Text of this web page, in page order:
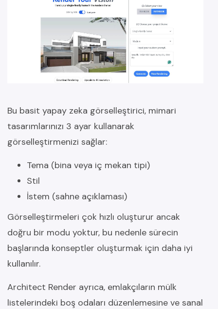
Bu basit yapay zeka görselleştirici, mimari
tasarımlarınızı 3 ayar kullanarak
görselleştirmenizi sağlar:
Tema (bina veya iç mekan tipi)
Stil
İstem (sahne açıklaması)
Görselleştirmeleri çok hızlı oluşturur ancak
doğru bir modu yoktur, bu nedenle sürecin
başlarında konseptler oluşturmak için daha iyi
kullanılır.
Architect Render ayrıca, emlakçıların mülk
listelerindeki boş odaları düzenlemesine ve sanal